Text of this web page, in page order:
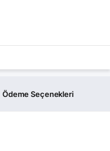
Ödeme Seçenekleri